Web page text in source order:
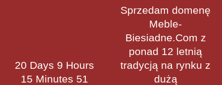
20 Days 9 Hours
15 Minutes 51
Sprzedam domenę
Meble-
Biesiadne.Com z
ponad 12 letnią
tradycją na rynku z
dużą